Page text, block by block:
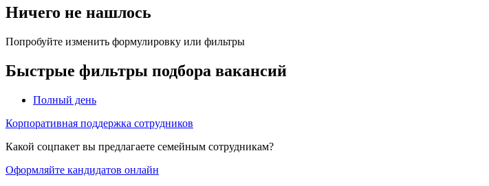
Ничего не нашлось
Попробуйте изменить формулировку или фильтры
Быстрые фильтры подбора вакансий
Полный день
Корпоративная поддержка сотрудников
Какой соцпакет вы предлагаете семейным сотрудникам?
Оформляйте кандидатов онлайн